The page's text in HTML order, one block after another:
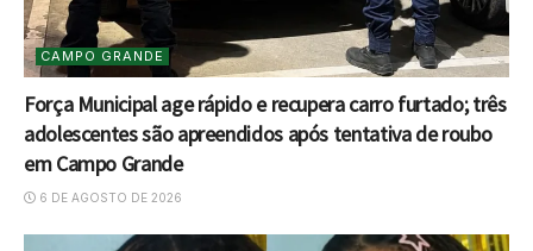
CAMPO GRANDE
Força Municipal age rápido e recupera carro furtado; três
adolescentes são apreendidos após tentativa de roubo
em Campo Grande
6 DE AGOSTO DE 2026